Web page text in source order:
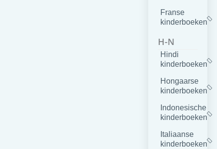
Franse
kinderboeken
H-N
Hindi
kinderboeken
Hongaarse
kinderboeken
Indonesische
kinderboeken
Italiaanse
kinderboeken